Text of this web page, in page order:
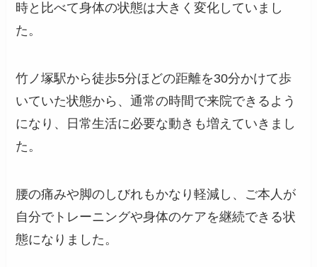
時と比べて身体の状態は大きく変化していまし
た。
竹ノ塚駅から徒歩5分ほどの距離を30分かけて歩
いていた状態から、通常の時間で来院できるよう
になり、日常生活に必要な動きも増えていきまし
た。
腰の痛みや脚のしびれもかなり軽減し、ご本人が
自分でトレーニングや身体のケアを継続できる状
態になりました。